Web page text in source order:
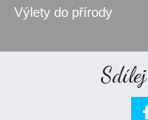
Výlety do přírody